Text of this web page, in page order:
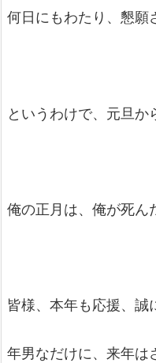
何日にもわたり、懇願
というわけで、元旦か
俺の正月は、俺が死ん
皆様、本年も応援、誠
年男なだけに、来年は